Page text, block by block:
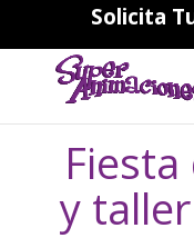
Solicita
644194202
y